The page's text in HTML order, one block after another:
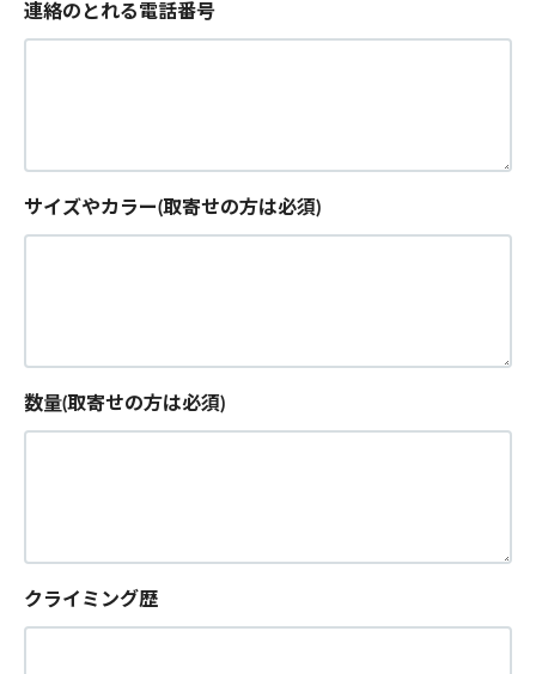
連絡のとれる電話番号
サイズやカラー(取寄せの方は必須)
数量(取寄せの方は必須)
クライミング歴